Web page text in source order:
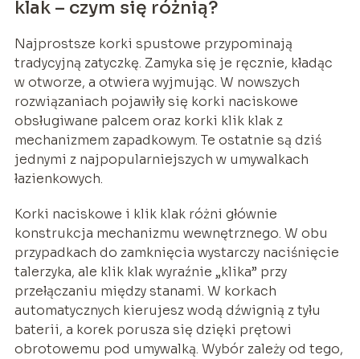
klak – czym się różnią?
Najprostsze korki spustowe przypominają
tradycyjną zatyczkę. Zamyka się je ręcznie, kładąc
w otworze, a otwiera wyjmując. W nowszych
rozwiązaniach pojawiły się korki naciskowe
obsługiwane palcem oraz korki klik klak z
mechanizmem zapadkowym. Te ostatnie są dziś
jednymi z najpopularniejszych w umywalkach
łazienkowych.
Korki naciskowe i klik klak różni głównie
konstrukcja mechanizmu wewnętrznego. W obu
przypadkach do zamknięcia wystarczy naciśnięcie
talerzyka, ale klik klak wyraźnie „klika” przy
przełączaniu między stanami. W korkach
automatycznych kierujesz wodą dźwignią z tyłu
baterii, a korek porusza się dzięki prętowi
obrotowemu pod umywalką. Wybór zależy od tego,